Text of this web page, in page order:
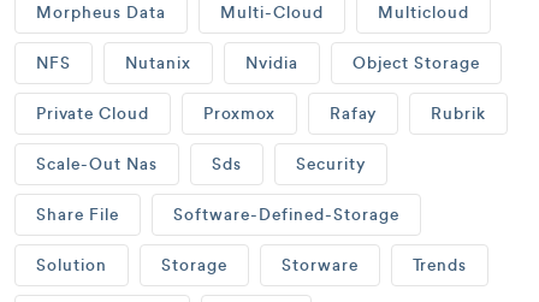
Morpheus Data Multi-Cloud Multicloud
NFS Nutanix Nvidia Object Storage
Private Cloud Proxmox Rafay Rubrik
Scale-Out Nas Sds Security
Share File Software-Defined-Storage
Solution Storage Storware Trends